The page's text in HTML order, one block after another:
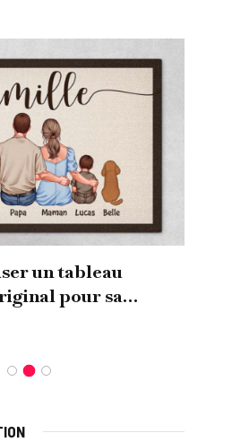
un tableau
pour sa